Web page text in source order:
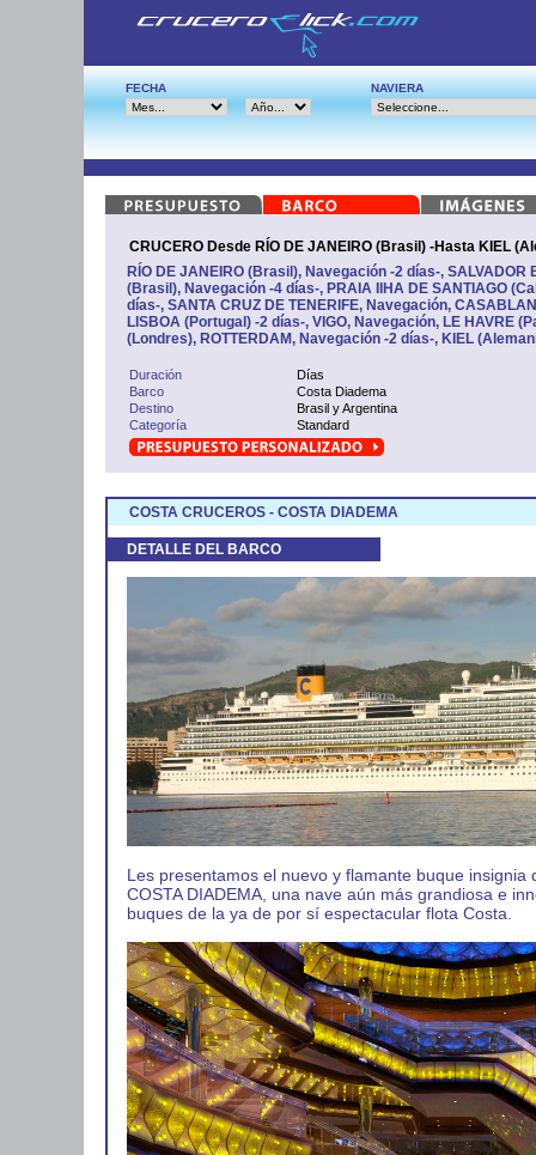
FECHA NAVIERA
CRUCERO Desde RÍO DE JANEIRO (Brasil) -Hasta KIEL
RÍO DE JANEIRO (Brasil), Navegación -2 días-, SALVADOR
(Brasil), Navegación -4 días-, PRAIA IIHA DE SANTIAGO
días-, SANTA CRUZ DE TENERIFE, Navegación,
LISBOA (Portugal) -2 días-, VIGO, Navegación, LE HAVRE
(Londres), ROTTERDAM, Navegación -2 días-, KIEL
Duración
Días
Barco
Costa Diadema
Destino
Brasil y Argentina
Categoría
Standard
COSTA CRUCEROS - COSTA DIADEMA
DETALLE DEL BARCO
Les presentamos el nuevo y flamante buque insignia
COSTA DIADEMA, una nave aún más grandiosa e
buques de la ya de por sí espectacular flota Costa.